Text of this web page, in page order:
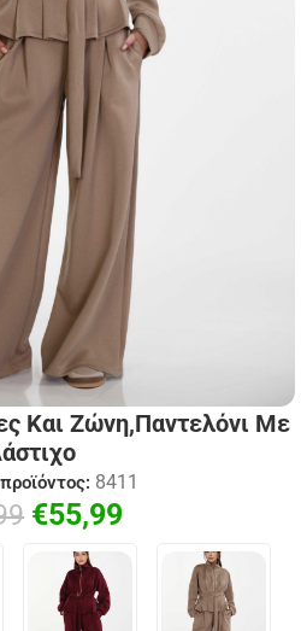
Και Ζώνη,Παντελόνι Με
8411
€55,99